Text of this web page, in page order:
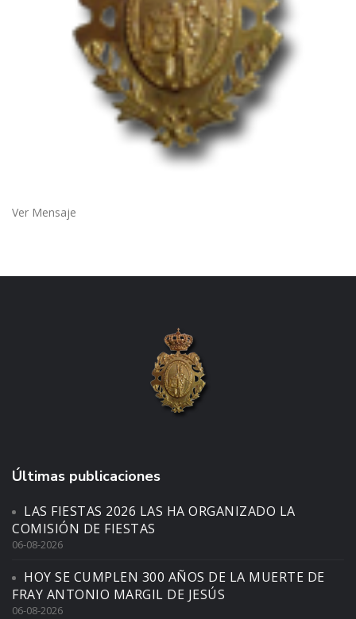
Ver Mensaje
Últimas publicaciones
LAS FIESTAS 2026 LAS HA ORGANIZADO LA
COMISIÓN DE FIESTAS
06-08-2026
HOY SE CUMPLEN 300 AÑOS DE LA MUERTE DE
FRAY ANTONIO MARGIL DE JESÚS
06-08-2026